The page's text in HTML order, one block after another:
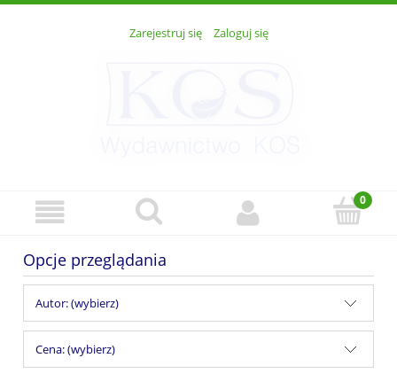
Zarejestruj się Zaloguj się
Opcje przeglądania
Autor: (wybierz)
Cena: (wybierz)